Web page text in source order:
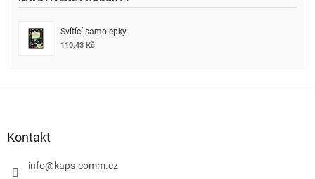
Svítící samolepky
110,43 Kč
Kontakt
info@kaps-comm.cz